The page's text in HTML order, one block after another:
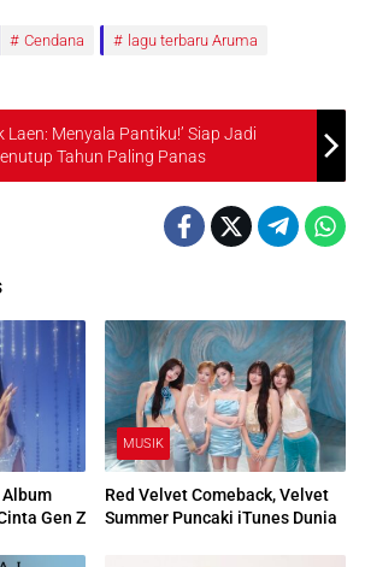
Cendana
lagu terbaru Aruma
Laen: Menyala Pantiku!’ Siap Jadi
Tahun Paling Panas
Gen Z
MUSIK
Red Velvet Comeback, Velvet
Summer Puncaki iTunes Dunia